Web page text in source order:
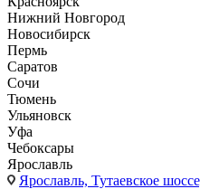
Нижний Новгород
Новосибирск
Пермь
Саратов
Сочи
Тюмень
Ульяновск
Уфа
Чебоксары
Ярославль
Ярославль, Тутаевское